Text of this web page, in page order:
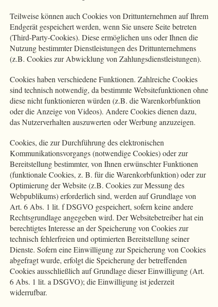
Teilweise können auch Cookies von Drittunternehmen auf Ihrem
Endgerät gespeichert werden, wenn Sie unsere Seite betreten
(Third-Party-Cookies). Diese ermöglichen uns oder Ihnen die
Nutzung bestimmter Dienstleistungen des Drittunternehmens
(z.B. Cookies zur Abwicklung von Zahlungsdienstleistungen).
Cookies haben verschiedene Funktionen. Zahlreiche Cookies
sind technisch notwendig, da bestimmte Websitefunktionen ohne
diese nicht funktionieren würden (z.B. die Warenkorbfunktion
oder die Anzeige von Videos). Andere Cookies dienen dazu,
das Nutzerverhalten auszuwerten oder Werbung anzuzeigen.
Cookies, die zur Durchführung des elektronischen
Kommunikationsvorgangs (notwendige Cookies) oder zur
Bereitstellung bestimmter, von Ihnen erwünschter Funktionen
(funktionale Cookies, z. B. für die Warenkorbfunktion) oder zur
Optimierung der Website (z.B. Cookies zur Messung des
Webpublikums) erforderlich sind, werden auf Grundlage von
Art. 6 Abs. 1 lit. f DSGVO gespeichert, sofern keine andere
Rechtsgrundlage angegeben wird. Der Websitebetreiber hat ein
berechtigtes Interesse an der Speicherung von Cookies zur
technisch fehlerfreien und optimierten Bereitstellung seiner
Dienste. Sofern eine Einwilligung zur Speicherung von Cookies
abgefragt wurde, erfolgt die Speicherung der betreffenden
Cookies ausschließlich auf Grundlage dieser Einwilligung (Art.
6 Abs. 1 lit. a DSGVO); die Einwilligung ist jederzeit
widerrufbar.